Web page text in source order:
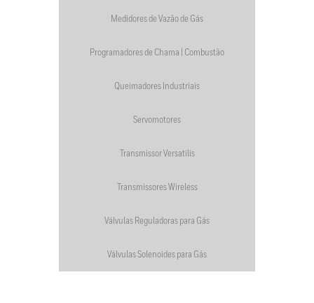
Medidores de Vazão de Gás
Programadores de Chama | Combustão
Queimadores Industriais
Servomotores
Transmissor Versatilis
Transmissores Wireless
Válvulas Reguladoras para Gás
Válvulas Solenoides para Gás